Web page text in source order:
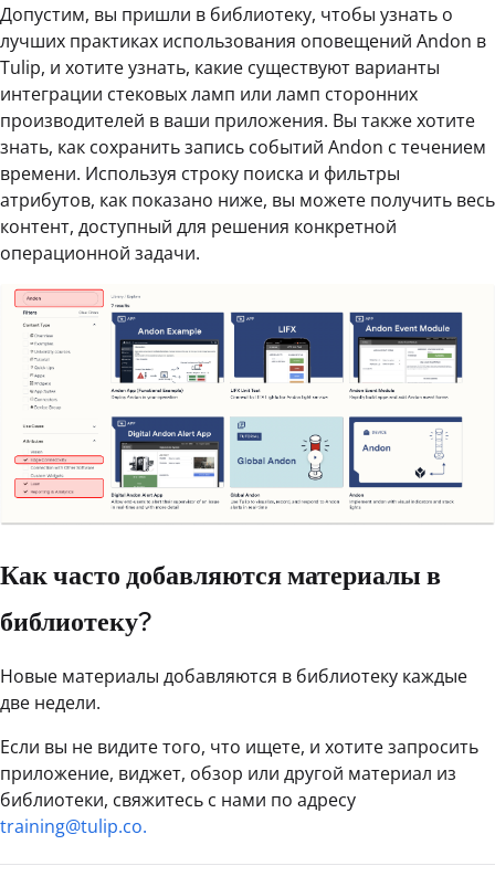
Допустим, вы пришли в библиотеку, чтобы узнать о
лучших практиках использования оповещений Andon в
Tulip, и хотите узнать, какие существуют варианты
интеграции стековых ламп или ламп сторонних
производителей в ваши приложения. Вы также хотите
знать, как сохранить запись событий Andon с течением
времени. Используя строку поиска и фильтры
атрибутов, как показано ниже, вы можете получить весь
контент, доступный для решения конкретной
операционной задачи.
Как часто добавляются материалы в
библиотеку?
Новые материалы добавляются в библиотеку каждые
две недели.
Если вы не видите того, что ищете, и хотите запросить
приложение, виджет, обзор или другой материал из
библиотеки, свяжитесь с нами по адресу
training@tulip.co.